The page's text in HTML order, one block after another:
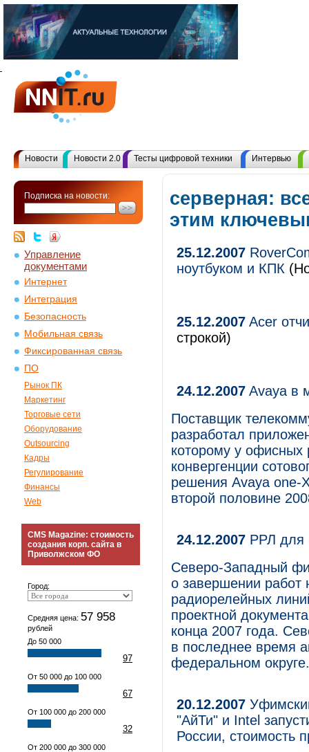
Новости Новости 2.0 Тесты цифровой техники Интервью
Подписка на новости:
Управление
документами
Интернет
Интеграция
Безопасность
Мобильная связь
Фиксированная связь
ПО
Рынок ПК
Маркетинг
Торговые сети
Оборудование
Outsourcing
Кадры
Регулирование
Финансы
Web
CMS Magazine: стоимость
создания корп. сайта в
Приволжском ФО
Город:
Средняя цена: 57 958
рублей
До 50 000
97
От 50 000 до 100 000
67
От 100 000 до 200 000
32
От 200 000 до 300 000
серверная:
этим
25.12.2007
ноутбуком и КПК
25.12.2007 Acer
строкой)
24.12.2007 Avaya в
Поставщик
разработал
которому у офисных
конвергенции
решения Avaya one-
второй половине
24.12.2007 РРЛ для
Северо-Западный
о завершении работ
радиорелейных
проектной
конца 2007 года.
в последнее время
федеральном округе.
20.12.2007
"АйТи" и Intel
России, стоимость